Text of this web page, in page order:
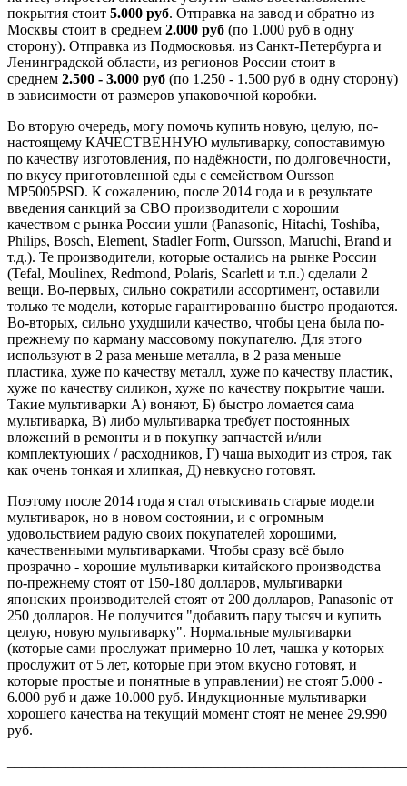
покрытия стоит 5.000 руб. Отправка на завод и обратно из
Москвы стоит в среднем 2.000 руб (по 1.000 руб в одну
сторону). Отправка из Подмосковья. из Санкт-Петербурга и
Ленинградской области, из регионов России стоит в
среднем 2.500 - 3.000 руб (по 1.250 - 1.500 руб в одну сторону)
в зависимости от размеров упаковочной коробки.
Во вторую очередь, могу помочь купить новую, целую, по-
настоящему КАЧЕСТВЕННУЮ мультиварку, сопоставимую
по качеству изготовления, по надёжности, по долговечности,
по вкусу приготовленной еды с семейством Oursson
MP5005PSD. К сожалению, после 2014 года и в результате
введения санкций за СВО производители с хорошим
качеством с рынка России ушли (Panasonic, Hitachi, Toshiba,
Philips, Bosch, Element, Stadler Form, Oursson, Maruchi, Brand и
т.д.). Те производители, которые остались на рынке России
(Tefal, Moulinex, Redmond, Polaris, Scarlett и т.п.) сделали 2
вещи. Во-первых, сильно сократили ассортимент, оставили
только те модели, которые гарантированно быстро продаются.
Во-вторых, сильно ухудшили качество, чтобы цена была по-
прежнему по карману массовому покупателю. Для этого
используют в 2 раза меньше металла, в 2 раза меньше
пластика, хуже по качеству металл, хуже по качеству пластик,
хуже по качеству силикон, хуже по качеству покрытие чаши.
Такие мультиварки А) воняют, Б) быстро ломается сама
мультиварка, В) либо мультиварка требует постоянных
вложений в ремонты и в покупку запчастей и/или
комплектующих / расходников, Г) чаша выходит из строя, так
как очень тонкая и хлипкая, Д) невкусно готовят.
Поэтому после 2014 года я стал отыскивать старые модели
мультиварок, но в новом состоянии, и с огромным
удовольствием радую своих покупателей хорошими,
качественными мультиварками. Чтобы сразу всё было
прозрачно - хорошие мультиварки китайского производства
по-прежнему стоят от 150-180 долларов, мультиварки
японских производителей стоят от 200 долларов, Panasonic от
250 долларов. Не получится "добавить пару тысяч и купить
целую, новую мультиварку". Нормальные мультиварки
(которые сами прослужат примерно 10 лет, чашка у которых
прослужит от 5 лет, которые при этом вкусно готовят, и
которые простые и понятные в управлении) не стоят 5.000 -
6.000 руб и даже 10.000 руб. Индукционные мультиварки
хорошего качества на текущий момент стоят не менее 29.990
руб.